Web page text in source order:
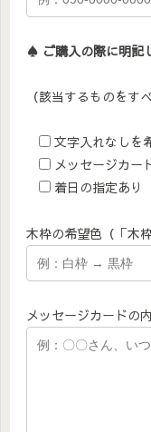
♠︎ ご購入の際に明記
（該当するものをす
文字入れなしを
メッセージカー
着日の指定あり
木枠の希望色（「木
メッセージカードの